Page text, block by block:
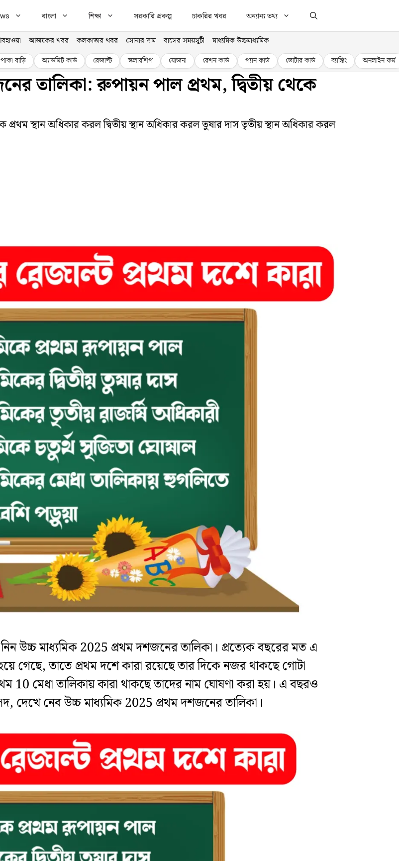
বাংলা শিক্ষা সরকারি প্রকল্প চাকরির খবর অন্যান্য তথ্য
আজকের খবর কলকাতার খবর সোনার দাম বাসের সময়সূচী মাধ্যমিক উচ্চমাধ্যমিক
পাকা বাড়ি অ্যাডমিট কার্ড রেজাল্ট স্কলারশিপ যোজনা রেশন কার্ড প্যান কার্ড ভোটার কার্ড ব্যাঙ্কিং অনলাইন ফর্ম
তালিকা: রুপায়ন পাল প্রথম, দ্বিতীয় থেকে
প্রথম স্থান অধিকার করল দ্বিতীয় স্থান অধিকার করল তুষার দাস তৃতীয় স্থান অধিকার করল
উচ্চ মাধ্যমিক 2025 প্রথম দশজনের তালিকা। প্রত্যেক বছরের মত এ
গেছে, তাতে প্রথম দশে কারা রয়েছে তার দিকে নজর থাকছে গোটা
10 মেধা তালিকায় কারা থাকছে তাদের নাম ঘোষণা করা হয়। এ বছরও
দেখে নেব উচ্চ মাধ্যমিক 2025 প্রথম দশজনের তালিকা।